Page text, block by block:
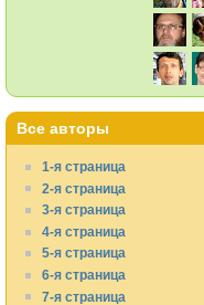
Все авторы
1-я страница
2-я страница
3-я страница
4-я страница
5-я страница
6-я страница
7-я страница